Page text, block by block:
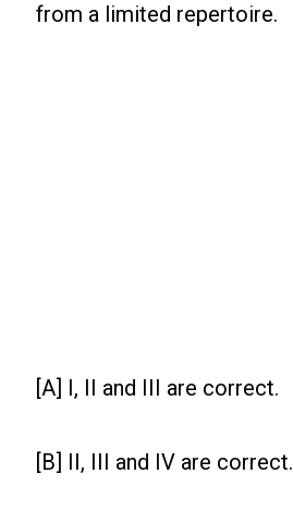
from a limited repertoire.
[A] I, II and III are correct.
[B] II, III and IV are correct.